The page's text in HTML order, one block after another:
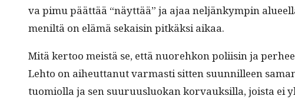
va pimu päät­tää “näyt­tää” ja ajaa neljänkympin
me­niltä on elämä sekaisin pitkäk­si aikaa.
Mitä ker­too meistä se, että nuorehkon poli­isin ja
Lehto on aiheut­tanut var­masti sit­ten suun­nilleen
tuomi­ol­la ja sen suu­ru­us­lu­okan kor­vauk­sil­la, joista ei